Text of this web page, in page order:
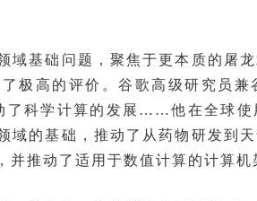
域基础问题，聚焦于更本质的屠
极高的评价。谷歌高级研究员
了科学计算的发展……他在全球使
域的基础，推动了从药物研发到
并推动了适用于数值计算的计算机